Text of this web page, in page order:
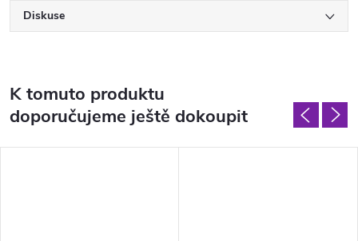
Diskuse
K tomuto produktu
doporučujeme ještě dokoupit